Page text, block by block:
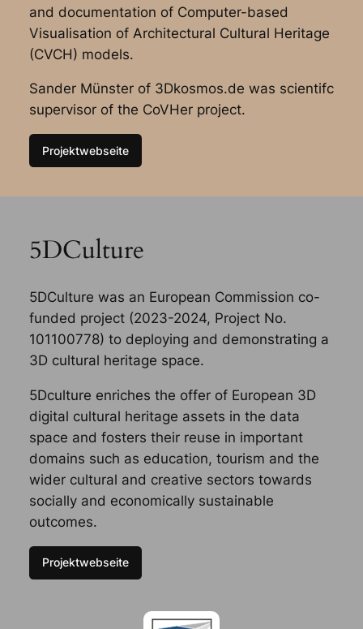
and documentation of Computer-based
Visualisation of Architectural Cultural Heritage
(CVCH) models.
Sander Münster of 3Dkosmos.de was scientifc
supervisor of the CoVHer project.
Projektwebseite
5DCulture
5DCulture was an European Commission co-
funded project (2023-2024, Project No.
101100778) to deploying and demonstrating a
3D cultural heritage space.
5Dculture enriches the offer of European 3D
digital cultural heritage assets in the data
space and fosters their reuse in important
domains such as education, tourism and the
wider cultural and creative sectors towards
socially and economically sustainable
outcomes.
Projektwebseite